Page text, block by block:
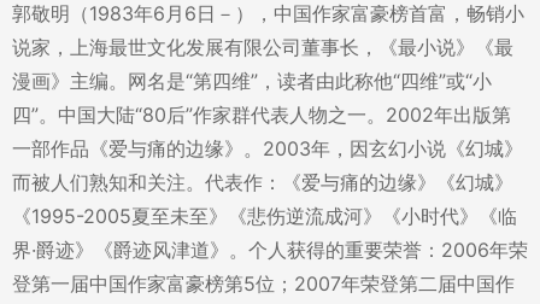
郭敬明（1983年6月6日－），中国作家富豪榜首富，畅销小
说家，上海最世文化发展有限公司董事长，《最小说》《最
漫画》主编。网名是“第四维”，读者由此称他“四维”或“小
四”。中国大陆“80后”作家群代表人物之一。2002年出版第
一部作品《爱与痛的边缘》。2003年，因玄幻小说《幻城》
而被人们熟知和关注。代表作：《爱与痛的边缘》《幻城》
《1995-2005夏至未至》《悲伤逆流成河》《小时代》《临
界·爵迹》《爵迹风津道》。个人获得的重要荣誉：2006年荣
登第一届中国作家富豪榜第5位；2007年荣登第二届中国作